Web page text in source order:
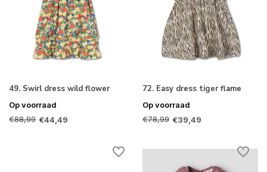
49. Swirl dress wild flower
Op voorraad
€88,99 €44,49
72. Easy dress tiger flame
Op voorraad
€78,99 €39,49